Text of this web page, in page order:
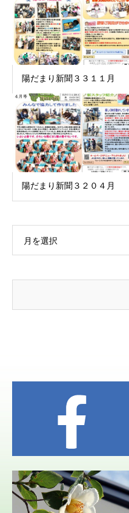
陽だまり新聞３３１１月
陽だまり新聞３２０４月
月を選択